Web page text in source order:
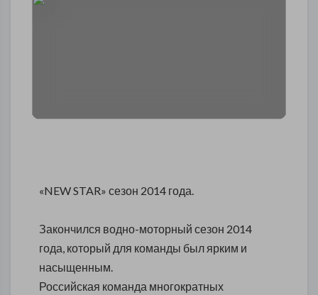
«NEW STAR» сезон 2014 года.
Закончился водно-моторный сезон 2014
года, который для команды был ярким и
насыщенным.
Российская команда многократных